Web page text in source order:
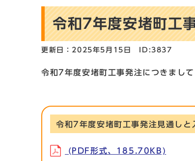
令和7年度安堵町工
更新日：2025年5月15日 ID:3837
令和7年度安堵町工事発注につきまして
令和7年度安堵町工事発注見通しと
(PDF形式、185.70KB)